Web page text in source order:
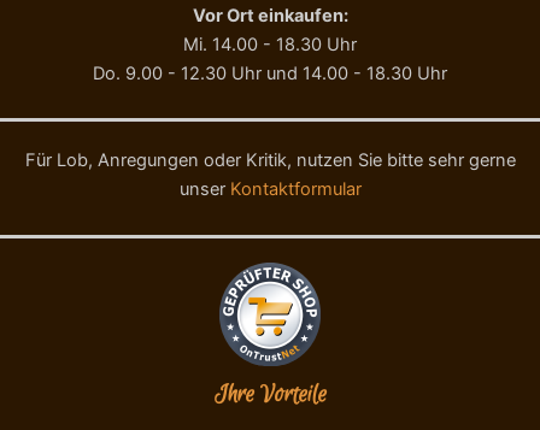
Vor Ort einkaufen:
Mi. 14.00 - 18.30 Uhr
Do. 9.00 - 12.30 Uhr und 14.00 - 18.30 Uhr
Für Lob, Anregungen oder Kritik, nutzen Sie bitte sehr gerne
unser Kontaktformular
Ihre Vorteile